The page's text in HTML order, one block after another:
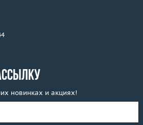
новинках и акциях!